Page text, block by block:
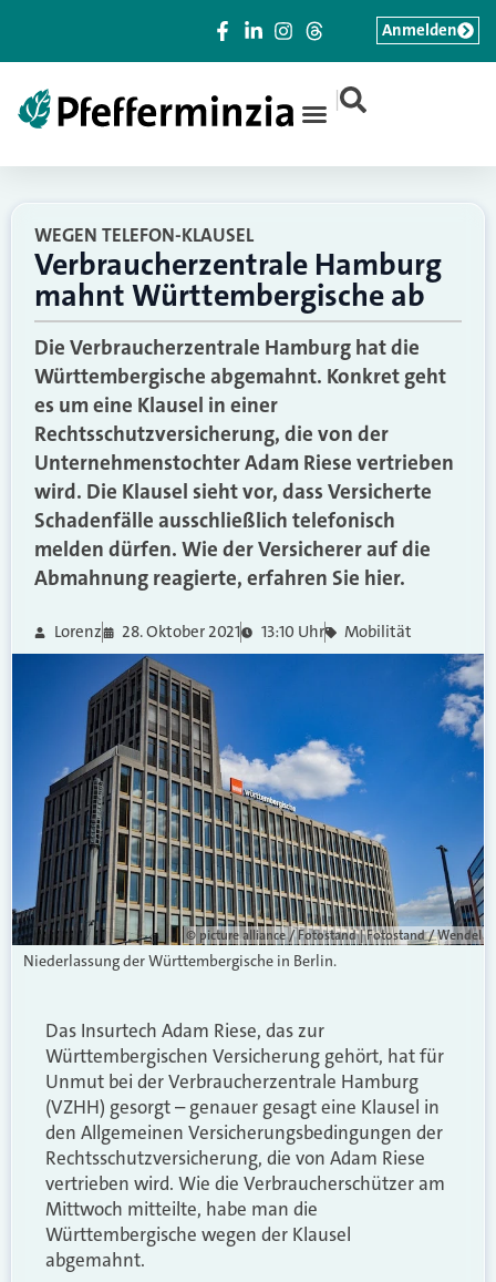
|
Anmelden
WEGEN TELEFON-KLAUSEL
Verbraucherzentrale Hamburg
mahnt Württembergische ab
Die Verbraucherzentrale Hamburg hat die
Württembergische abgemahnt. Konkret geht
es um eine Klausel in einer
Rechtsschutzversicherung, die von der
Unternehmenstochter Adam Riese vertrieben
wird. Die Klausel sieht vor, dass Versicherte
Schadenfälle ausschließlich telefonisch
melden dürfen. Wie der Versicherer auf die
Abmahnung reagierte, erfahren Sie hier.
Lorenz 28. Oktober 2021 13:10 Uhr Mobilität
© picture alliance / Fotostand | Fotostand / Wendel
Niederlassung der Württembergische in Berlin.
Das Insurtech Adam Riese, das zur
Württembergischen Versicherung gehört, hat für
Unmut bei der Verbraucherzentrale Hamburg
(VZHH) gesorgt – genauer gesagt eine Klausel in
den Allgemeinen Versicherungsbedingungen der
Rechtsschutzversicherung, die von Adam Riese
vertrieben wird. Wie die Verbraucherschützer am
Mittwoch mitteilte, habe man die
Württembergische wegen der Klausel
abgemahnt.